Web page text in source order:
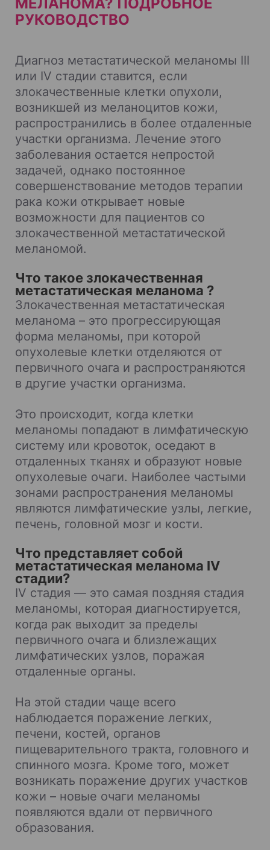
РУКОВОДСТВО
Диагноз метастатической меланомы III
или IV стадии ставится, если
злокачественные клетки опухоли,
возникшей из меланоцитов кожи,
распространились в более отдаленные
участки организма. Лечение этого
заболевания остается непростой
задачей, однако постоянное
совершенствование методов терапии
рака кожи открывает новые
возможности для пациентов со
злокачественной метастатической
меланомой.
Что такое злокачественная
метастатическая меланома ?
Злокачественная метастатическая
меланома – это прогрессирующая
форма меланомы, при которой
опухолевые клетки отделяются от
первичного очага и распространяются
в другие участки организма.
Это происходит, когда клетки
меланомы попадают в лимфатическую
систему или кровоток, оседают в
отдаленных тканях и образуют новые
опухолевые очаги. Наиболее частыми
зонами распространения меланомы
являются лимфатические узлы, легкие,
печень, головной мозг и кости.
Что представляет собой
метастатическая меланома IV
стадии?
IV стадия — это самая поздняя стадия
меланомы, которая диагностируется,
когда рак выходит за пределы
первичного очага и близлежащих
лимфатических узлов, поражая
отдаленные органы.
На этой стадии чаще всего
наблюдается поражение легких,
печени, костей, органов
пищеварительного тракта, головного и
спинного мозга. Кроме того, может
возникать поражение других участков
кожи – новые очаги меланомы
появляются вдали от первичного
образования.